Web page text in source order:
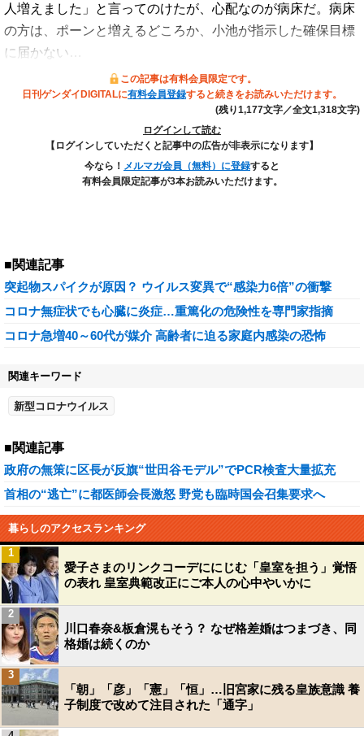
人増えました」と言ってのけたが、心配なのが病床だ。病床
の方は、ポーンと増えるどころか、小池が指示した確保目標
に届かない…
この記事は有料会員限定です。
日刊ゲンダイDIGITALに有料会員登録すると続きをお読みいただけます。
(残り1,177文字／全文1,318文字)
ログインして読む
【ログインしていただくと記事中の広告が非表示になります】
今なら！ メルマガ会員（無料）に登録すると
有料会員限定記事が3本お読みいただけます。
■関連記事
突起物スパイクが原因？ ウイルス変異で“感染力6倍”の衝撃
コロナ無症状でも心臓に炎症…重篤化の危険性を専門家指摘
コロナ急増40～60代が媒介 高齢者に迫る家庭内感染の恐怖
関連キーワード
新型コロナウイルス
■関連記事
政府の無策に区長が反旗“世田谷モデル”でPCR検査大量拡充
首相の“逃亡”に都医師会長激怒 野党も臨時国会召集要求へ
暮らしのアクセスランキング
愛子さまのリンクコーデににじむ「皇室を担う」覚悟
の表れ 皇室典範改正にご本人の心中やいかに
1
川口春奈&板倉滉もそう？ なぜ格差婚はつまづき、同
格婚は続くのか
2
「朝」「彦」「憲」「恒」…旧宮家に残る皇族意識 養
子制度で改めて注目された「通字」
3